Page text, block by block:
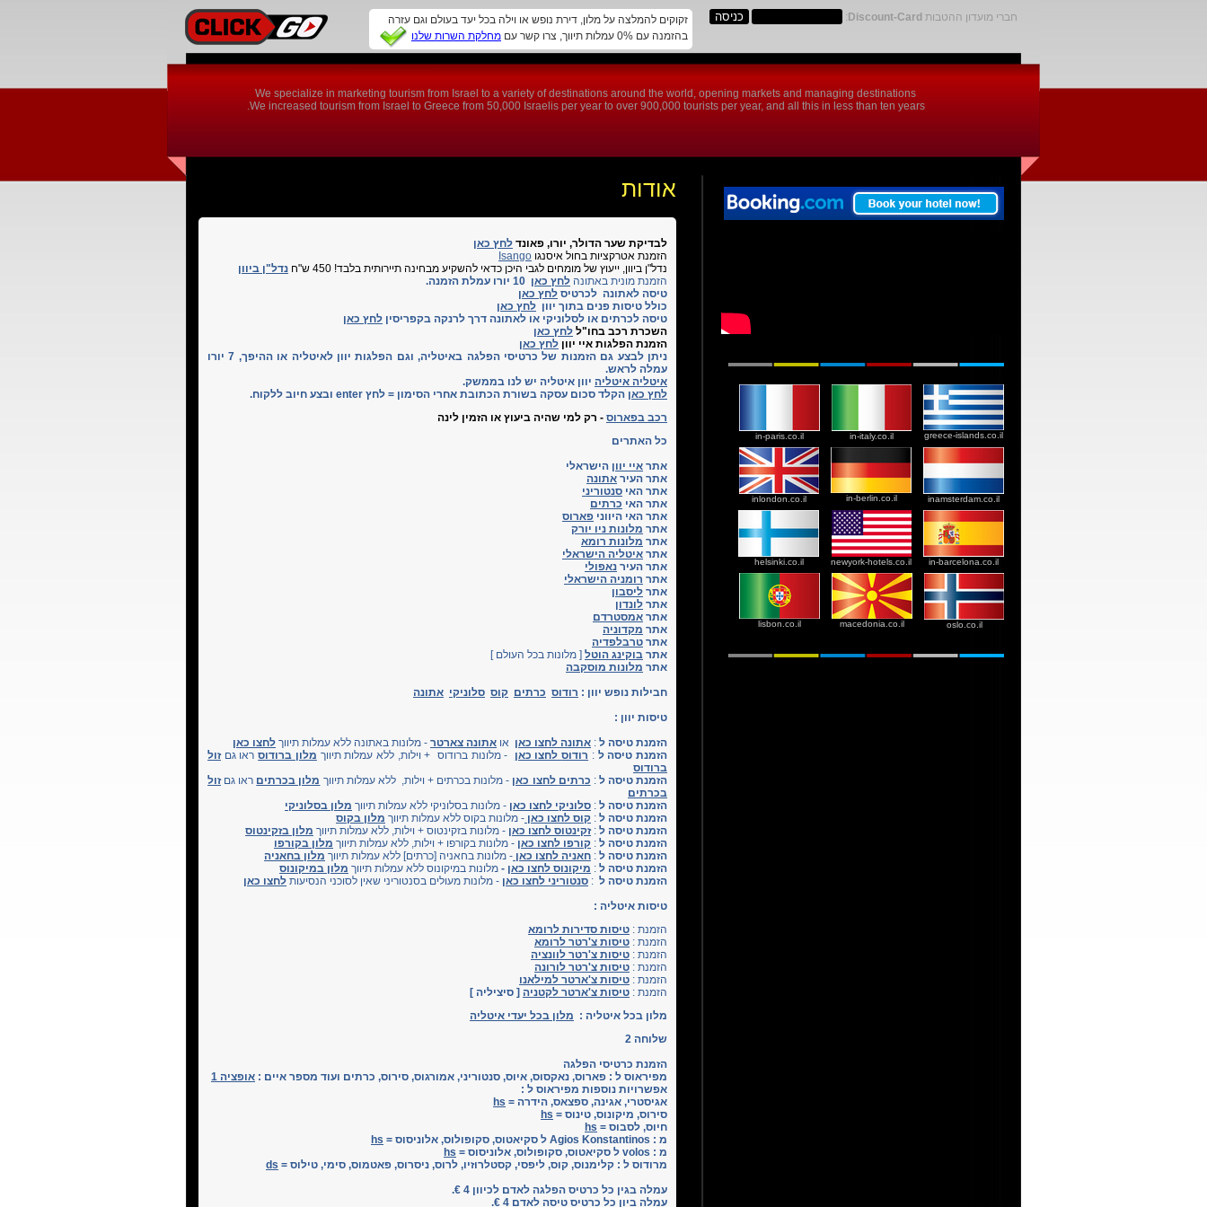
זקוקים להמלצה על מלון, דירת נופש או וילה בכל יעד בעולם וגם עזרה
בהזמנה עם 0% עמלות תיווך, צרו קשר עם
מחלקת השרות שלנו
חברי מועדון ההטבות Discount-Card
:
We specialize in marketing tourism from Israel to a variety of destinations around the world, opening markets and managing destinations
We increased tourism from Israel to Greece from 50,000 Israelis per year to over 900,000 tourists per year, and all this in less than ten years.
greece-islands.co.il
in-italy.co.il
in-paris.co.il
inamsterdam.co.il
in-berlin.co.il
inlondon.co.il
in-barcelona.co.il
newyork-hotels.co.il
helsinki.co.il
oslo.co.il
macedonia.co.il
lisbon.co.il
אודות
לבדיקת שער הדולר, יורו, פאונד לחץ כאן
הזמנת אטרקציות בחול איסנגו Isango
נדל"ן ביוון, ייעוץ של מומחים לגבי היכן כדאי להשקיע מבחינה תיירותית בלבד! 450 ש"ח
נדל"ן ביוון
הזמנת מונית באתונה לחץ כאן
טיסה לאתונה לכרטיס לחץ כאן
כולל טיסות פנים בתוך יוון לחץ כאן
טיסה לכרתים או לסלוניקי או לאתונה דרך לרנקה בקפריסין לחץ כאן
השכרת רכב בחו"ל לחץ כאן
הזמנת הפלגות איי יוון לחץ כאן
ניתן לבצע גם הזמנות של כרטיסי הפלגה באיטליה, וגם הפלגות יוון לאיטליה או ההיפך, 7 יורו
עמלה לראש.
איטליה איטליה יוון איטליה יש לנו בממשק.
לחץ כאן הקלד סכום עסקה בשורת הכתובת אחרי הסימון = לחץ enter ובצע חיוב ללקוח.
רכב בפארוס - רק למי שהיה ביעוץ או הזמין לינה
כל האתרים
אתר איי יוון הישראלי
אתר העיר אתונה
אתר האי סנטוריני
אתר האי כרתים
אתר האי היווני פארוס
אתר מלונות ניו יורק
אתר מלונות רומא
אתר איטליה הישראלי
אתר העיר נאפולי
אתר רומניה הישראלי
אתר ליסבון
אתר לונדון
אתר אמסטרדם
אתר מקדוניה
אתר טרבלפדיה
אתר בוקינג הוטל [ מלונות בכל העולם ]
אתר מלונות מוסקבה
חבילות נופש יוון : רודוס כרתים קוס סלוניקי אתונה
טיסות יוון :
הזמנת טיסה ל : אתונה לחצו כאן או אתונה צארטר - מלונות באתונה ללא עמלות תיווך לחצו כאן
הזמנת טיסה ל : רודוסלחצו כאן - מלונות ברודוס + וילות, ללא עמלות תיווך מלון ברודוסראו גםזול
ברודוס
הזמנת טיסה ל : כרתים לחצו כאן - מלונות בכרתים + וילות, ללא עמלות תיווך מלון בכרתים ראו גםזול
בכרתים
הזמנת טיסה ל : סלוניקי לחצו כאן - מלונות בסלוניקי ללא עמלות תיווך מלון בסלוניקי
הזמנת טיסה ל : קוס לחצו כאן - מלונות בקוס ללא עמלות תיווך מלון בקוס
הזמנת טיסה ל :זקינטוס לחצו כאן - מלונות בזקינטוס + וילות, ללא עמלות תיווך מלון בזקינטוס
הזמנת טיסה ל : קורפו לחצו כאן - מלונות בקורפו + וילות, ללא עמלות תיווך מלון בקורפו
הזמנת טיסה ל : חאניה לחצו כאן - מלונות בחאניה [כרתים] ללא עמלות תיווך מלון בחאניה
הזמנת טיסה ל : מיקונוס לחצו כאן - מלונות במיקונוס ללא עמלות תיווך מלון במיקונוס
הזמנת טיסה ל : סנטוריני לחצו כאן - מלונות מעולים בסנטוריני שאין לסוכני הנסיעות לחצו כאן
טיסות איטליה :
הזמנת : טיסות סדירות לרומא
הזמנת : טיסות צ'רטר לרומא
הזמנת : טיסות צ'רטר לוונציה
הזמנת : טיסות צ'רטר לורונה
הזמנת : טיסות צ'ארטר למילאנו
הזמנת : טיסות צ'ארטר לקטניה [ סיציליה ]
מלון בכל איטליה : מלון בכל יעדי איטליה
שלוחה 2
הזמנת כרטיסי הפלגה
מפיראוס ל : פארוס, נאקסוס, איוס, סנטוריני, אמורגוס, סירוס, כרתים ועוד מספר איים : אופציה 1
אפשרויות נוספות מפיראוס ל :
אגיסטרי, אגינה, ספצאס, הידרה = hs
סירוס, מיקונוס, טינוס = hs
חיוס, לסבוס = hs
מ : Agios Konstantinos ל סקיאטוס, סקופולוס, אלוניסוס =
hs
מ : volos ל סקיאטוס, סקופולוס, אלוניסוס =
hs
מרודוס ל : קלימנוס, קוס, ליפסי, קסטלרוזיו, לרוס, ניסרוס, פאטמוס, סימי, טילוס = ds
עמלה בגין כל כרטיס הפלגה לאדם לכיוון 4 €.
עמלה ביון כל כרטיס טיסה לאדם 4 €.